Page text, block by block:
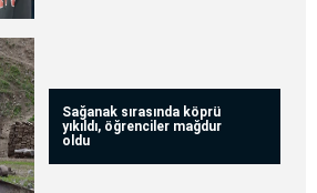
Sağanak sırasında köprü
yıkıldı, öğrenciler mağdur
oldu